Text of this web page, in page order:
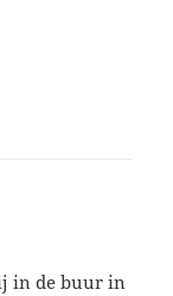
in de buur in